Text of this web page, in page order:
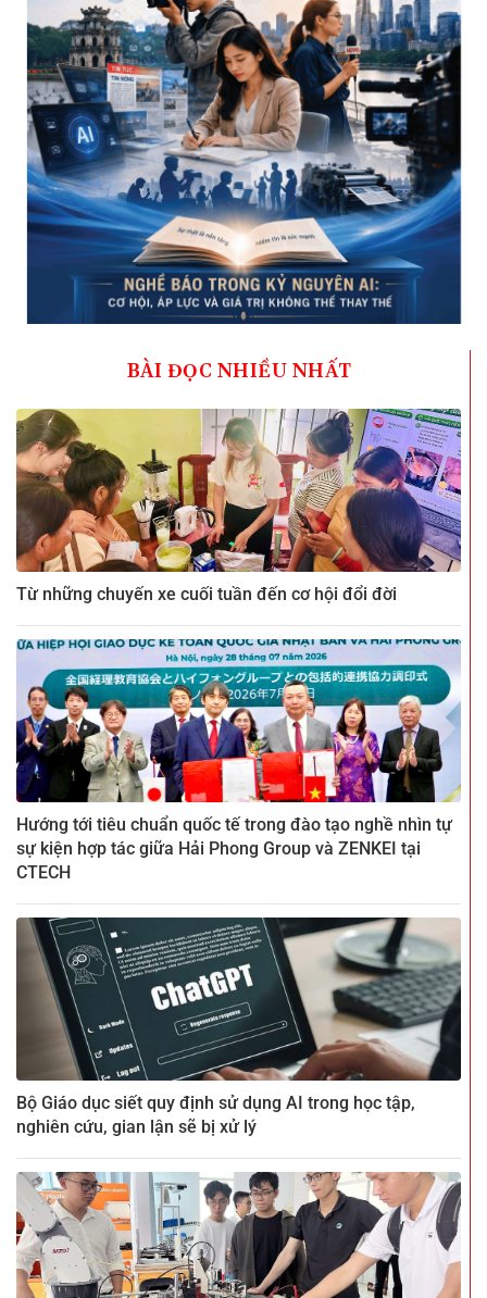
BÀI ĐỌC NHIỀU NHẤT
Từ những chuyến xe cuối tuần đến cơ hội đổi đời
Hướng tới tiêu chuẩn quốc tế trong đào tạo nghề nhìn tự
sự kiện hợp tác giữa Hải Phong Group và ZENKEI tại
CTECH
Bộ Giáo dục siết quy định sử dụng AI trong học tập,
nghiên cứu, gian lận sẽ bị xử lý